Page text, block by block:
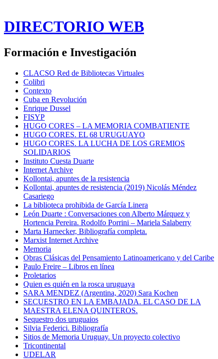
DIRECTORIO WEB
Formación e Investigación
CLACSO Red de Bibliotecas Virtuales
Colibri
Contexto
Cuba en Revolución
Enrique Dussel
FISYP
HUGO CORES – LA MEMORIA COMBATIENTE
HUGO CORES. EL 68 URUGUAYO
HUGO CORES. LA LUCHA DE LOS GREMIOS
SOLIDARIOS
Instituto Cuesta Duarte
Internet Archive
Kollontai, apuntes de la resistencia
Kollontai, apuntes de resistencia (2019) Nicolás Méndez
Casariego
La biblioteca prohibida de García Linera
León Duarte : Conversaciones con Alberto Márquez y
Hortencia Pereira. Rodolfo Porrini – Mariela Salaberry
Marta Harnecker, Bibliografía completa.
Marxist Internet Archive
Memoria
Obras Clásicas del Pensamiento Latinoamericano y del Caribe
Paulo Freire – Libros en línea
Proletarios
Quien es quién en la rosca uruguaya
SARA MENDEZ (Argentina, 2020) Sara Kochen
SECUESTRO EN LA EMBAJADA. EL CASO DE LA
MAESTRA ELENA QUINTEROS.
Sequestro dos uruguaios
Silvia Federici. Bibliografía
Sitios de Memoria Uruguay. Un proyecto colectivo
Tricontinental
UDELAR